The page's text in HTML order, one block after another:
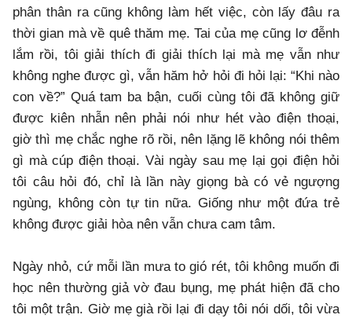
phân thân ra cũng không làm hết việc, còn lấy đâu ra
thời gian mà về quê thăm mẹ. Tai của mẹ cũng lơ đễnh
lắm rồi, tôi giải thích đi giải thích lại mà mẹ vẫn như
không nghe được gì, vẫn hăm hở hỏi đi hỏi lại: “Khi nào
con về?” Quá tam ba bận, cuối cùng tôi đã không giữ
được kiên nhẫn nên phải nói như hét vào điện thoại,
giờ thì mẹ chắc nghe rõ rồi, nên lặng lẽ không nói thêm
gì mà cúp điện thoại. Vài ngày sau mẹ lại gọi điện hỏi
tôi câu hỏi đó, chỉ là lần này giọng bà có vẻ ngượng
ngùng, không còn tự tin nữa. Giống như một đứa trẻ
không được giải hòa nên vẫn chưa cam tâm.
Ngày nhỏ, cứ mỗi lần mưa to gió rét, tôi không muốn đi
học nên thường giả vờ đau bụng, mẹ phát hiện đã cho
tôi một trận. Giờ mẹ già rồi lại đi dạy tôi nói dối, tôi vừa